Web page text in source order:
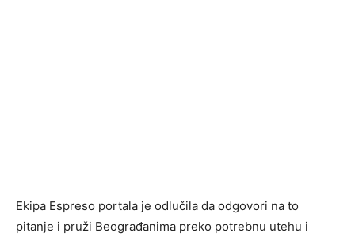
Ekipa Espreso portala je odlučila da odgovori na to
pitanje i pruži Beograđanima preko potrebnu utehu i